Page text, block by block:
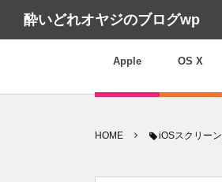
酔いどれオヤジのブログwp
Apple OS X
HOME iOSスクリー